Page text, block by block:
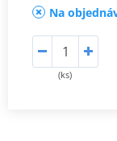
Na
(ks)